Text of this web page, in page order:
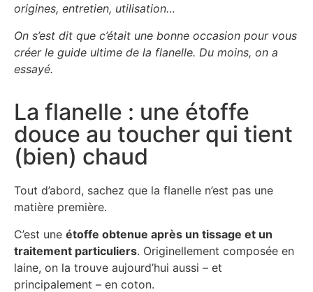
origines, entretien, utilisation…
On s’est dit que c’était une bonne occasion pour vous
créer le guide ultime de la flanelle. Du moins, on a
essayé.
La flanelle : une étoffe
douce au toucher qui tient
(bien) chaud
Tout d’abord, sachez que la flanelle n’est pas une
matière première.
C’est une étoffe obtenue après un tissage et un
traitement particuliers. Originellement composée en
laine, on la trouve aujourd’hui aussi – et
principalement – en coton.